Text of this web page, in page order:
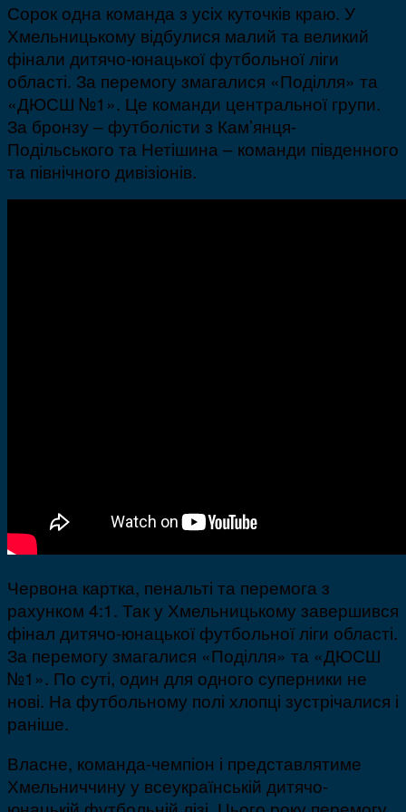
Сорок одна команда з усіх куточків краю. У
Хмельницькому відбулися малий та великий
фінали дитячо-юнацької футбольної ліги
області. За перемогу змагалися «Поділля» та
«ДЮСШ №1». Це команди центральної групи.
За бронзу – футболісти з Кам’янця-
Подільського та Нетішина – команди південного
та північного дивізіонів.
Червона картка, пенальті та перемога з
рахунком 4:1. Так у Хмельницькому завершився
фінал дитячо-юнацької футбольної ліги області.
За перемогу змагалися «Поділля» та «ДЮСШ
№1». По суті, один для одного суперники не
нові. На футбольному полі хлопці зустрічалися і
раніше.
Власне, команда-чемпіон і представлятиме
Хмельниччину у всеукраїнській дитячо-